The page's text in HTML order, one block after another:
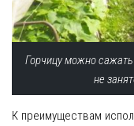
Горчицу можно
не
К преимуществам